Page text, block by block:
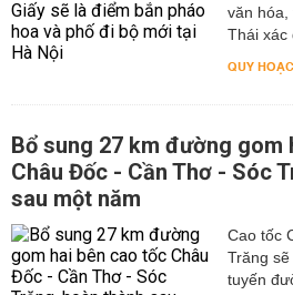
văn hóa,
Thái xác
QUY
Bổ sung 27 km đường gom
Châu Đốc - Cần Thơ - Sóc
sau một năm
Cao tốc
Trăng
tuyến